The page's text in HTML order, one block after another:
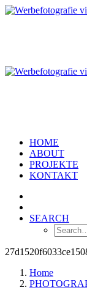
HOME
ABOUT
PROJEKTE
KONTAKT
SEARCH
Home